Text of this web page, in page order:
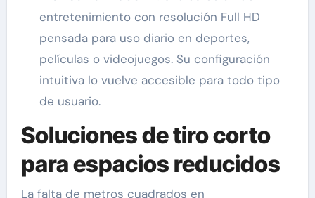
entretenimiento con resolución Full HD
pensada para uso diario en deportes,
películas o videojuegos. Su configuración
intuitiva lo vuelve accesible para todo tipo
de usuario.
Soluciones de tiro corto
para espacios reducidos
La falta de metros cuadrados en